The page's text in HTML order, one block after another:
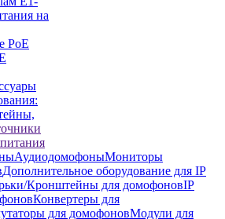
на
PoE
АудиодомофоныМониторы
Дополнительное оборудование для IP
Кронштейны для домофоновIP
Конвертеры для
для домофоновМодули для